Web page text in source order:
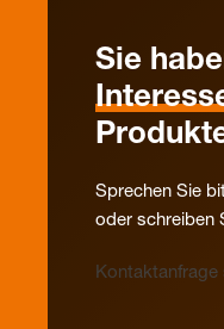
Sie
Sprechen Sie
oder schreiben
Kontaktanfrage